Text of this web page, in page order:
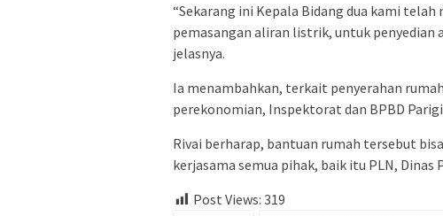
“Sekarang ini Kepala Bidang dua kami
pemasangan aliran listrik, untuk penyedian
jelasnya.
Ia menambahkan, terkait penyerahan
perekonomian, Inspektorat dan BPBD
Rivai berharap, bantuan rumah tersebut
kerjasama semua pihak, baik itu PLN, Dinas
Post Views: 319